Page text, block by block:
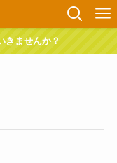
きませんか？